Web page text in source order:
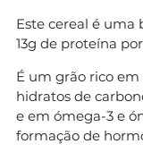
Este cereal é uma
13g de proteína
É um grão rico
hidratos de
e em ómega-3 e
formação de